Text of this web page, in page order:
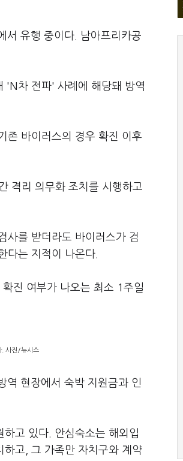
서 유행 중이다. 남아프리카공
'N차 전파' 사례에 해당돼 방역
존 바이러스의 경우 확진 이후
격리 의무화 조치를 시행하고
사를 받더라도 바이러스가 검
다는 지적이 나온다.
진 여부가 나오는 최소 1주일
. 사진/뉴시스
역 현장에서 숙박 지원금과 인
고 있다. 안심숙소는 해외입
고, 그 가족만 자치구와 계약